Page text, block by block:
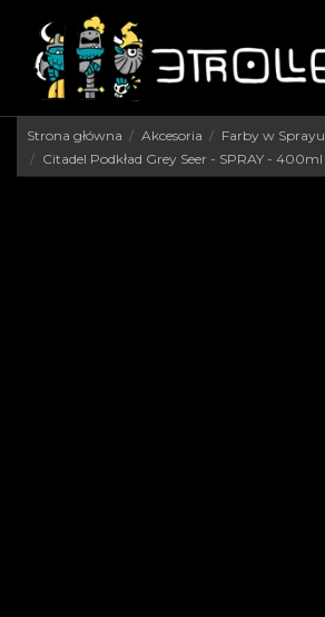
Strona główna Akcesoria Farby w Sprayu
Citadel Podkład Grey Seer - SPRAY - 400ml